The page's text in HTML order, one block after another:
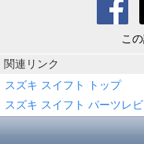
こ
関連リンク
スズキ スイフト トップ
スズキ スイフト パーツレ